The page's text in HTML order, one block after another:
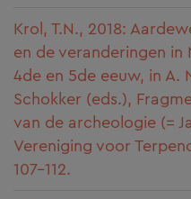
Krol, T.N., 2018:
en de veranderingen
4de en 5de eeuw, in A.
Schokker (eds.),
van de archeologie (=
Vereniging voor
107-112.